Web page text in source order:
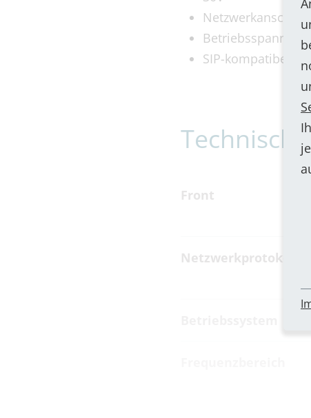
Betriebsspannung:
SIP-kompatibel
Front
Netzwerkprotokolle